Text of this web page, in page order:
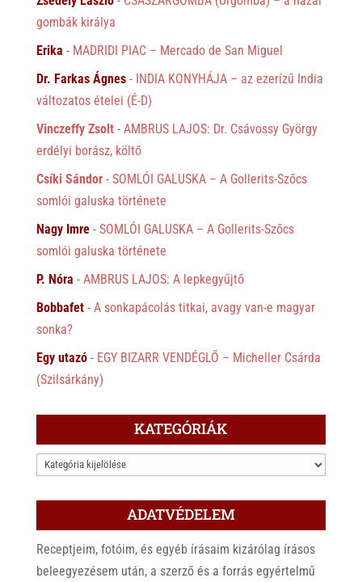
gombák királya
Erika - MADRIDI PIAC – Mercado de San Miguel
Dr. Farkas Ágnes- INDIA KONYHÁJA – az ezerízű India
változatos ételei (É-D)
Vinczeffy Zsolt- AMBRUS LAJOS: Dr. Csávossy György
erdélyi borász, költő
Csíki Sándor- SOMLÓI GALUSKA – A Gollerits-Szőcs
somlói galuska története
Nagy Imre- SOMLÓI GALUSKA – A Gollerits-Szőcs
somlói galuska története
P. Nóra - AMBRUS LAJOS: A lepkegyűjtő
Bobbafet- A sonkapácolás titkai, avagy van-e magyar
sonka?
Egy utazó- EGY BIZARR VENDÉGLŐ – Micheller Csárda
(Szilsárkány)
KATEGÓRIÁK
KATEGÓRIÁK
ADATVÉDELEM
Receptjeim, fotóim, és egyéb írásaim kizárólag írásos
beleegyezésem után, a szerző és a forrás egyértelmű